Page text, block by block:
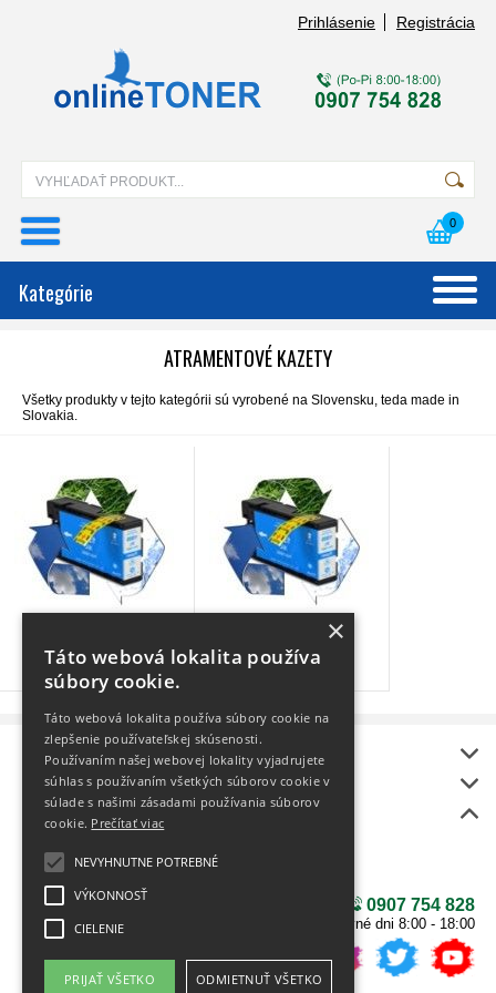
Prihlásenie Registrácia
0
Kategórie
ATRAMENTOVÉ KAZETY
Všetky produkty v tejto kategórii sú vyrobené na Slovensku, teda made in
Slovakia.
8 produktov
Informácie
onlineToner
Bonus
Ako vybrať tlačiareň?
NÁŠ NOVÝ E-SHOP
0907 754 828
v pracovné dni 8:00 - 18:00
×
Táto webová lokalita používa
súbory cookie.
Táto webová lokalita používa súbory cookie na
zlepšenie používateľskej skúsenosti.
Používaním našej webovej lokality vyjadrujete
súhlas s používaním všetkých súborov cookie v
súlade s našimi zásadami používania súborov
cookie. Prečítať viac
NEVYHNUTNE POTREBNÉ
VÝKONNOSŤ
CIELENIE
PRIJAŤ VŠETKO ODMIETNUŤ VŠETKO